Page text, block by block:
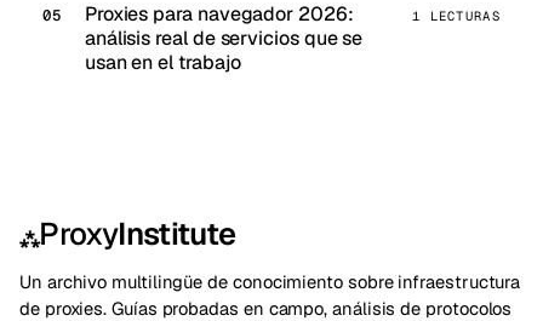
Proxies para navegador 2026:
análisis real de servicios que se
usan en el trabajo
1 LECTURAS
⁂ProxyInstitute
Un archivo multilingüe de conocimiento sobre infraestructura
de proxies. Guías probadas en campo, análisis de protocolos